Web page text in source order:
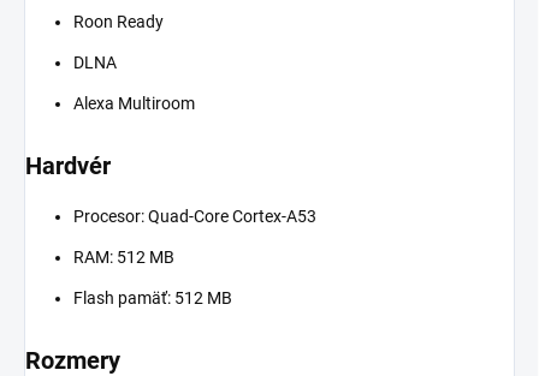
Roon Ready
DLNA
Alexa Multiroom
Hardvér
Procesor: Quad-Core Cortex-A53
RAM: 512 MB
Flash pamäť: 512 MB
Rozmery